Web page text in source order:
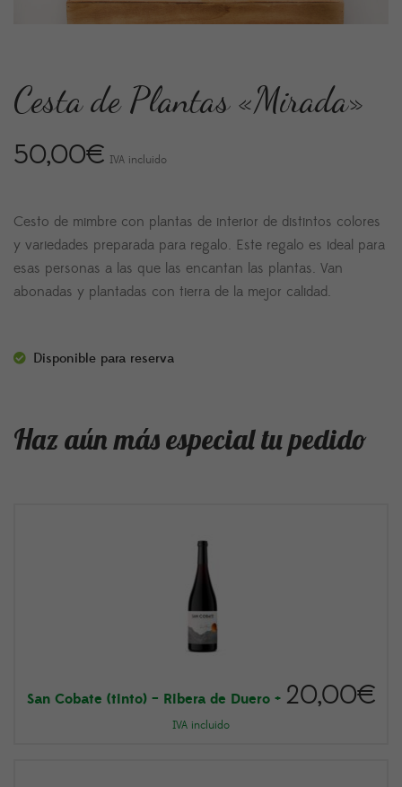
Cesta de Plantas «Mirada»
50,00€ IVA incluido
Cesto de mimbre con plantas de interior de distintos colores
y variedades preparada para regalo. Este regalo es ideal para
esas personas a las que las encantan las plantas. Van
abonadas y plantadas con tierra de la mejor calidad.
Disponible para reserva
Haz aún más especial tu pedido
San Cobate (tinto) – Ribera de Duero+ 20,00€
IVA incluido